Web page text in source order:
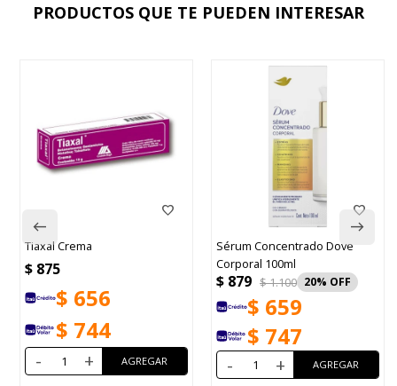
PRODUCTOS QUE TE PUEDEN INTERESAR
Tiaxal Crema
$ 875
$ 656
$ 744
- +
Sérum Concentrado Dove
Corporal 100ml
$ 879 $1.100 20
$ 659
$ 747
- +